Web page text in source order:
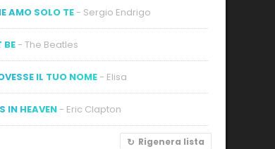
AMO SOLO TE - Sergio Endrigo
BE - The Beatles
IL TUO NOME - Elisa
IN HEAVEN - Eric Clapton
Rigenera lista